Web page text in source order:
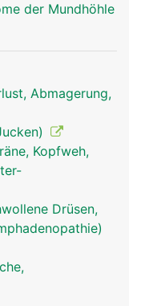
der Mundhöhle
Abmagerung,
Kopfweh,
Drüsen,